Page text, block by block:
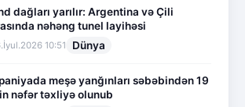
dağları yarılır: Argentina və Çili
nəhəng tunel layihəsi
10:51 Dünya
meşə yanğınları səbəbindən 19
nəfər təxliyə olunub